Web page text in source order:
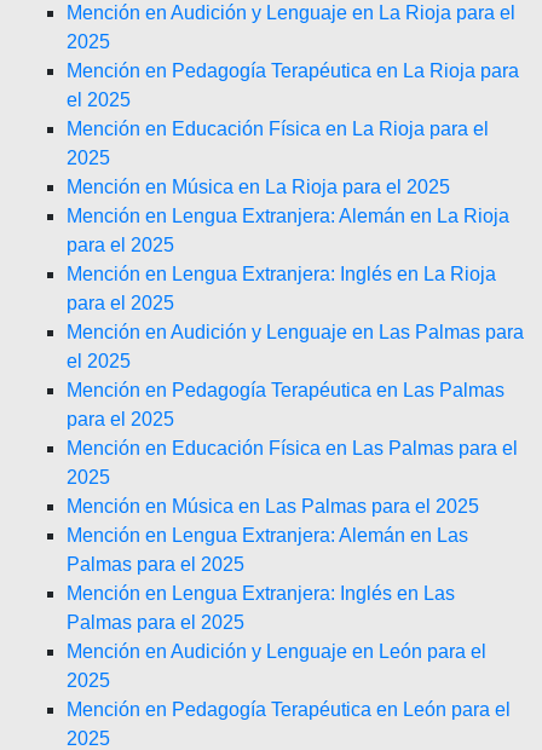
Mención en Audición y Lenguaje en La Rioja para el
2025
Mención en Pedagogía Terapéutica en La Rioja para
el 2025
Mención en Educación Física en La Rioja para el
2025
Mención en Música en La Rioja para el 2025
Mención en Lengua Extranjera: Alemán en La Rioja
para el 2025
Mención en Lengua Extranjera: Inglés en La Rioja
para el 2025
Mención en Audición y Lenguaje en Las Palmas para
el 2025
Mención en Pedagogía Terapéutica en Las Palmas
para el 2025
Mención en Educación Física en Las Palmas para el
2025
Mención en Música en Las Palmas para el 2025
Mención en Lengua Extranjera: Alemán en Las
Palmas para el 2025
Mención en Lengua Extranjera: Inglés en Las
Palmas para el 2025
Mención en Audición y Lenguaje en León para el
2025
Mención en Pedagogía Terapéutica en León para el
2025